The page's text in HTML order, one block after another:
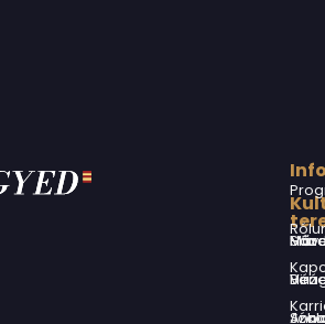
Márai Sándor Művelődési Ház
Virág Benedek Ház
Jókai Anna